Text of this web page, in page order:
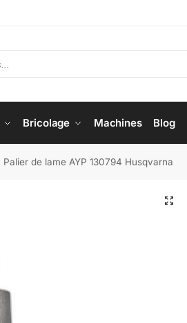
Bricolage Machines Blog
Palier de lame AYP 130794 Husqvarna